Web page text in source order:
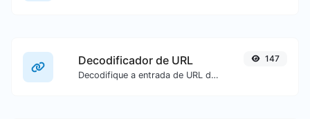
Decodificador de URL
Decodifique a entrada de URL de volta para texto normal.
147